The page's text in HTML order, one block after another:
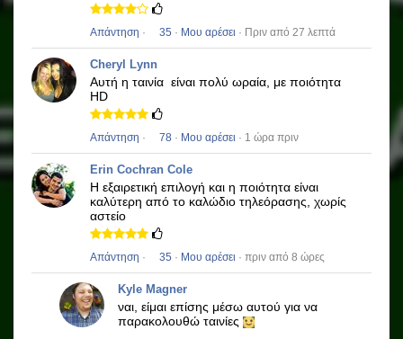
Απάντηση · 35 · Μου αρέσει · Πριν από 27 λεπτά
Cheryl Lynn
Αυτή η ταινία είναι πολύ ωραία, με ποιότητα
HD
Απάντηση · 78 · Μου αρέσει · 1 ώρα πριν
Erin Cochran Cole
Η εξαιρετική επιλογή και η ποιότητα είναι
καλύτερη από το καλώδιο τηλεόρασης, χωρίς
αστείο
Απάντηση · 35 · Μου αρέσει · πριν από 8 ώρες
Kyle Magner
ναι, είμαι επίσης μέσω αυτού για να
παρακολουθώ ταινίες